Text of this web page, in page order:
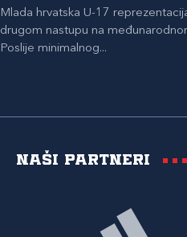
Mlada hrvatska U-17
drugom nastupu na
Poslije minimalnog...
Naši partneri